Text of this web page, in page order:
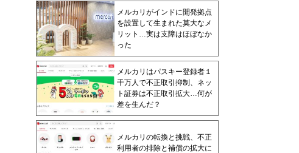
メルカリがインドに開発拠点
を設置して生まれた莫大なメ
リット…実は支障はほぼなか
った
メルカリはパスキー登録者１
千万人で不正取引抑制、ネッ
ト証券は不正取引拡大…何が
差を生んだ？
メルカリの転換と挑戦、不正
利用者の排除と補償の拡大に